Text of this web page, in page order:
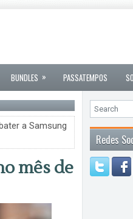
BUNDLES » PASSATEMPOS
a Samsung
mês de
Redes